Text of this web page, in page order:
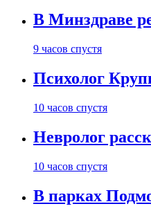
В Минздраве
9 часов спустя
Психолог
10 часов спустя
Невролог
10 часов спустя
В парках